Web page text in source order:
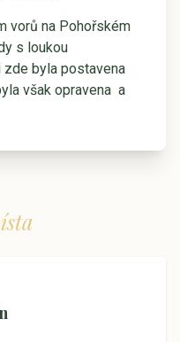
vorů na Pohořském
s loukou
zde byla postavena
však opravena a